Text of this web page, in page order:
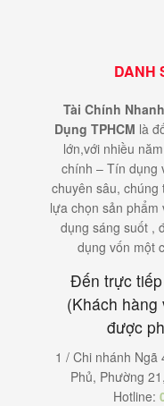
DANH
Tài Chính
Dụng TPHCM là
lớn,với nhiều
chính – Tín dụng
chuyên sâu,
lựa chọn sản
dụng sáng suốt ,
dụng vốn một
Đến trực
(Khách
được
1 / Chi nhánh Ngã
Phủ, Phường
Hotline: